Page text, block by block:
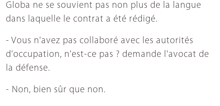
Globa ne se souvient pas non plus de la langue
dans laquelle le contrat a été rédigé.
- Vous n'avez pas collaboré avec les autorités
d'occupation, n'est-ce pas ? demande l'avocat de
la défense.
- Non, bien sûr que non.